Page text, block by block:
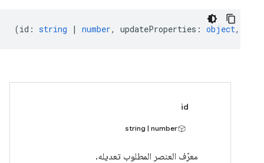
(id : string | number, updateProperties : object,
id
string | number
معرّف العنصر المطلوب تعديله.